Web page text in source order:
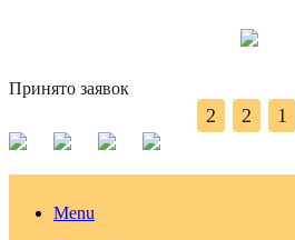
Принято заявок
2 2 1
Menu